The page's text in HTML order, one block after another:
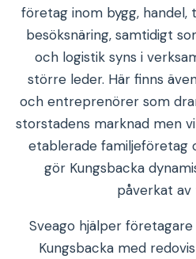
företag inom bygg,
besöksnäring, samtidigt
och logistik syns i
större leder. Här finns
och entreprenörer som
storstadens marknad men
etablerade familjeföretag
gör Kungsbacka
påverkat av
Sveago hjälper
Kungsbacka med